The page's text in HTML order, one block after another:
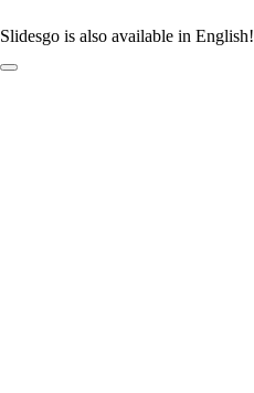
Slidesgo is also available in English!